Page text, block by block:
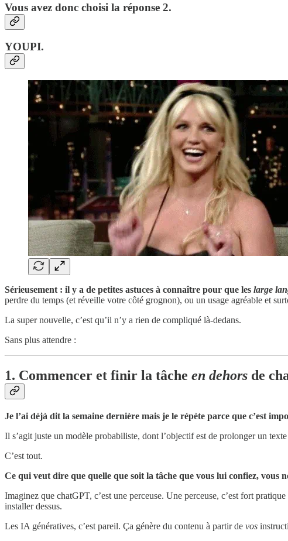
Vous avez donc choisi la réponse 2.
YOUPI.
Sérieusement : il y a de petites astuces à connaître pour que les large
perdre du temps (et réveille votre côté grognon), ou un usage agréable et
La super nouvelle, c’est qu’il n’y a rien de compliqué là-dedans.
Sans plus attendre :
1. Commencer et finir la tâche en dehors de
Je l’ai déjà dit la semaine dernière mais je le répète parce que c’est
Il s’agit juste un modèle probabiliste, dont l’objectif est de prolonger un
C’est tout.
Ce qui veut dire que quelle que soit la tâche que vous lui confiez, vous
Imaginez que chatGPT, c’est une perceuse. Une perceuse, c’est fort
installer dessus.
Les IA génératives, c’est pareil. Ça génère du contenu à partir de vos